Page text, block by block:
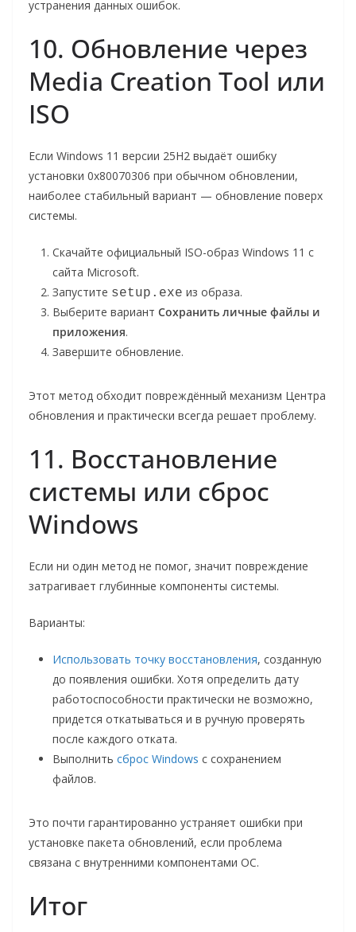
устранения данных ошибок.
10. Обновление через
Media Creation Tool или
ISO
Если Windows 11 версии 25H2 выдаёт ошибку
установки 0x80070306 при обычном обновлении,
наиболее стабильный вариант — обновление поверх
системы.
Скачайте официальный ISO-образ Windows 11 с
сайта Microsoft.
Запустите setup.exe из образа.
Выберите вариант Сохранить личные файлы и
приложения.
Завершите обновление.
Этот метод обходит повреждённый механизм Центра
обновления и практически всегда решает проблему.
11. Восстановление
системы или сброс
Windows
Если ни один метод не помог, значит повреждение
затрагивает глубинные компоненты системы.
Варианты:
Использовать точку восстановления, созданную
до появления ошибки. Хотя определить дату
работоспособности практически не возможно,
придется откатываться и в ручную проверять
после каждого отката.
Выполнить сброс Windows с сохранением
файлов.
Это почти гарантированно устраняет ошибки при
установке пакета обновлений, если проблема
связана с внутренними компонентами ОС.
Итог